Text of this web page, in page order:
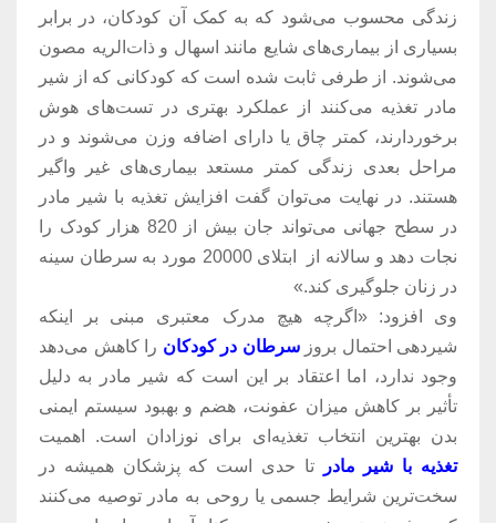
زندگی محسوب می‌شود که به کمک آن کودکان، در برابر
بسیاری از بیماری‌های شایع مانند اسهال و ذات‌الریه مصون
می‌شوند. از طرفی ثابت شده است که کودکانی که از شیر
مادر تغذیه می‌کنند از عملکرد بهتری در تست‌های هوش
برخوردارند، کمتر چاق یا دارای اضافه وزن می‌شوند و در
مراحل بعدی زندگی کمتر مستعد بیماری‌های غیر واگیر
هستند. در نهایت می‌توان گفت افزایش تغذیه با شیر مادر
در سطح جهانی می‌تواند جان بیش از 820 هزار کودک را
نجات دهد و سالانه از ابتلای 20000 مورد به سرطان سینه
در زنان جلوگیری کند.»
وی افزود: «اگرچه هیچ مدرک معتبری مبنی بر اینکه
شیردهی احتمال بروزسرطان در کودکان را کاهش می‌دهد
وجود ندارد، اما اعتقاد بر این است که شیر مادر به دلیل
تأثیر بر کاهش میزان عفونت، هضم و بهبود سیستم ایمنی
بدن بهترین انتخاب تغذیه‌ای برای نوزادان است. اهمیت
تغذیه با شیر مادر
تا حدی است که پزشکان همیشه در
سخت‌ترین شرایط جسمی یا روحی به مادر توصیه می‌کنند